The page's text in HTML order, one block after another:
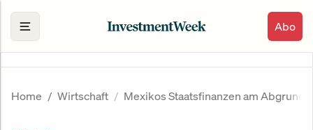
Abo
Home Wirtschaft Mexikos Staatsfinanzen am Abgrund: